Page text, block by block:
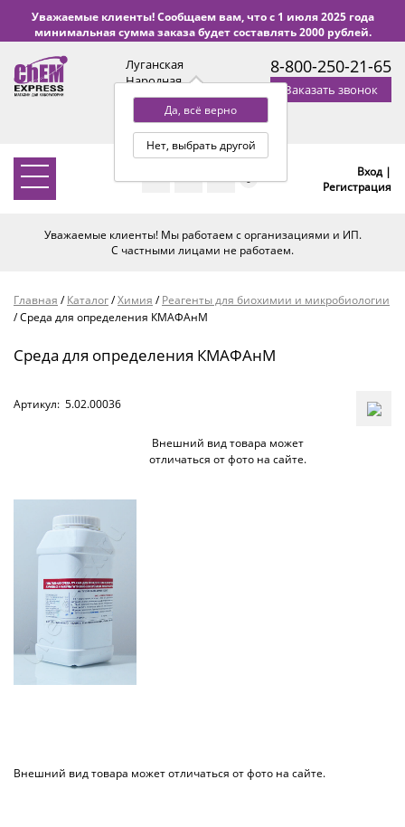
Уважаемые клиенты! Сообщаем вам, что с 1 июля 2025 года
минимальная сумма заказа будет составлять 2000 рублей.
Луганская
Народная
Республика
Да, всё верно
Нет, выбрать другой
с 9:00 до 18:00 по Уфе
(+2 МСК)
8-800-250-21-65
Заказать звонок
0
Вход |
Регистрация
Уважаемые клиенты! Мы работаем с организациями и ИП.
С частными лицами не работаем.
Главная /Каталог/Химия /Реагенты для биохимии и микробиологии
/Среда для определения КМАФАнМ
Среда для определения КМАФАнМ
Артикул: 5.02.00036
Внешний вид товара может
отличаться от фото на сайте.
Внешний вид товара может отличаться от фото на сайте.